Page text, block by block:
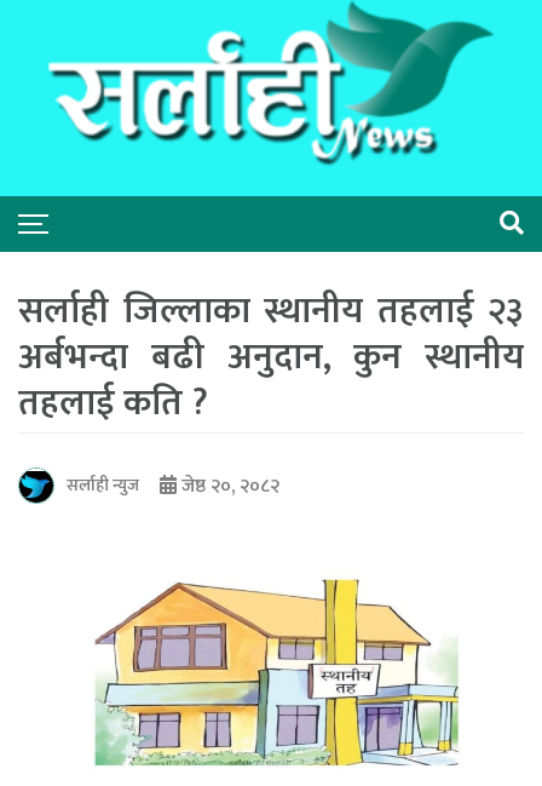
सर्लाही जिल्लाका स्थानीय तहलाई २३
अर्बभन्दा बढी अनुदान, कुन स्थानीय
तहलाई कति ?
सर्लाही न्युज जेष्ठ २०, २०८२